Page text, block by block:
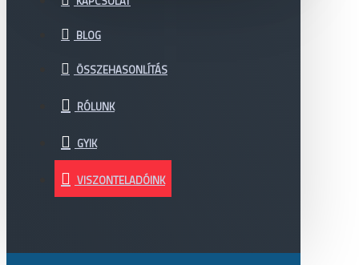
BLOG
ÖSSZEHASONLÍTÁS
RÓLUNK
GYIK
VISZONTELADÓINK